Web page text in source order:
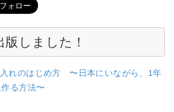
版しました！
れのはじめ方 〜日本にいながら、1年
る方法〜